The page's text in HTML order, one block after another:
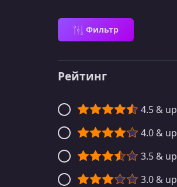
Фильтр
Рейтинг
4.5 & up
4.0 & up
3.5 & up
3.0 & up